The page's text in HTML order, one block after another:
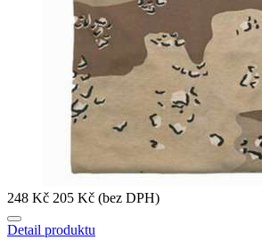
248 Kč 205 Kč (bez DPH)
Detail produktu